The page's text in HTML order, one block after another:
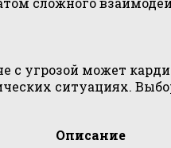
с угрозой может
ситуациях.
Описание